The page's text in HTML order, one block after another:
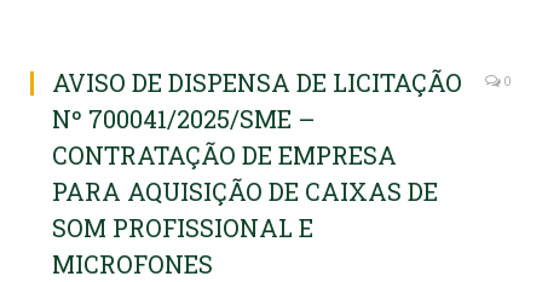
AVISO DE DISPENSA DE LICITAÇÃO
Nº 700041/2025/SME –
CONTRATAÇÃO DE EMPRESA
PARA AQUISIÇÃO DE CAIXAS DE
SOM PROFISSIONAL E
MICROFONES
0